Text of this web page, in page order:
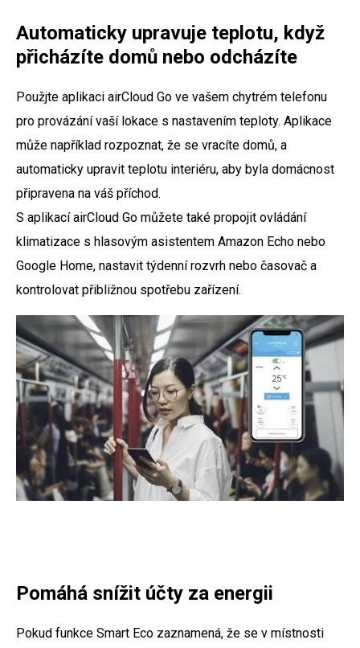
Automaticky upravuje teplotu, když
přicházíte domů nebo odcházíte
Použjte aplikaci airCloud Go ve vašem chytrém telefonu
pro provázání vaší lokace s nastavením teploty. Aplikace
může například rozpoznat, že se vracíte domů, a
automaticky upravit teplotu interiéru, aby byla domácnost
připravena na váš příchod.
S aplikací airCloud Go můžete také propojit ovládání
klimatizace s hlasovým asistentem Amazon Echo nebo
Google Home, nastavit týdenní rozvrh nebo časovač a
kontrolovat přibližnou spotřebu zařízení.
Pomáhá snížit účty za energii
Pokud funkce Smart Eco zaznamená, že se v místnosti